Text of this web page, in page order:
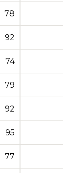
78
92
74
79
92
95
77